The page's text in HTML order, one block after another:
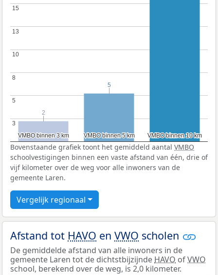
VMBO binnen 3 km
VMBO binnen 3 km VMBO binnen 5 km
VMBO binnen 5 km VMBO binnen 10 km
VMBO binnen 10 km
3
3
5
5
8
8
10
10
13
13
15
15
2
2
5
5
Bovenstaande grafiek toont het gemiddeld aantal VMBO
schoolvestigingen binnen een vaste afstand van één, drie of
vijf kilometer over de weg voor alle inwoners van de
gemeente Laren.
Vergelijk regionaal
Afstand tot HAVO en VWO scholen
De gemiddelde afstand van alle inwoners in de
gemeente Laren tot de dichtstbijzijndeHAVO ofVWO
school, berekend over de weg, is 2,0 kilometer.